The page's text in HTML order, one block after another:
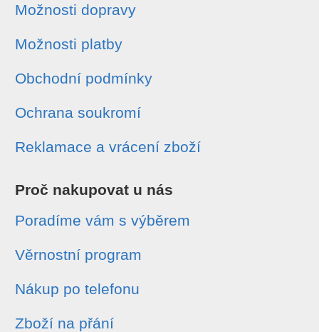
Možnosti dopravy
Možnosti platby
Obchodní podmínky
Ochrana soukromí
Reklamace a vrácení zboží
Proč nakupovat u nás
Poradíme vám s výběrem
Věrnostní program
Nákup po telefonu
Zboží na přání